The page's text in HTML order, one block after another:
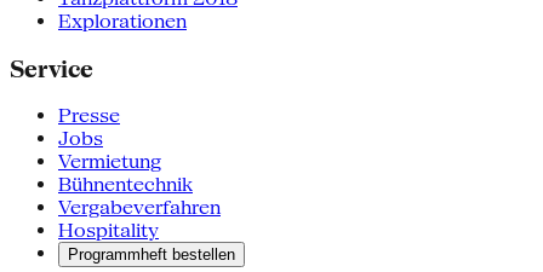
Explorationen
Service
Presse
Jobs
Vermietung
Bühnentechnik
Vergabeverfahren
Hospitality
Programmheft bestellen